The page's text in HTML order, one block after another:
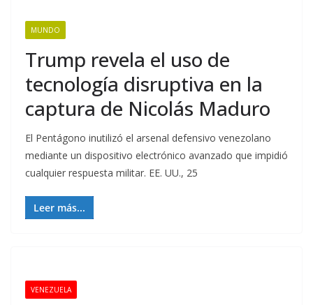
MUNDO
Trump revela el uso de
tecnología disruptiva en la
captura de Nicolás Maduro
El Pentágono inutilizó el arsenal defensivo venezolano
mediante un dispositivo electrónico avanzado que impidió
cualquier respuesta militar. EE. UU., 25
Leer más...
VENEZUELA